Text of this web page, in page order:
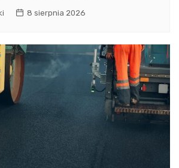
8 sierpnia 2026